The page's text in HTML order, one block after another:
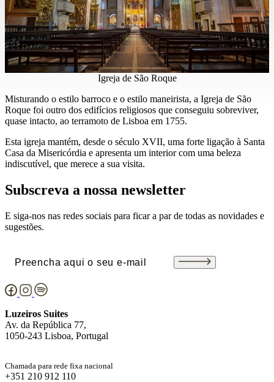
Igreja de São Roque
Misturando o estilo barroco e o estilo maneirista, a Igreja de São
Roque foi outro dos edifícios religiosos que conseguiu sobreviver,
quase intacto, ao terramoto de Lisboa em 1755.
Esta igreja mantém, desde o século XVII, uma forte ligação à Santa
Casa da Misericórdia e apresenta um interior com uma beleza
indiscutível, que merece a sua visita.
Subscreva a nossa newsletter
E siga-nos nas redes sociais para ficar a par de todas as novidades e
sugestões.
Email(Obrigatório)
Luzeiros Suites
Av. da República 77,
1050-243 Lisboa, Portugal
Chamada para rede fixa nacional
+351 210 912 110